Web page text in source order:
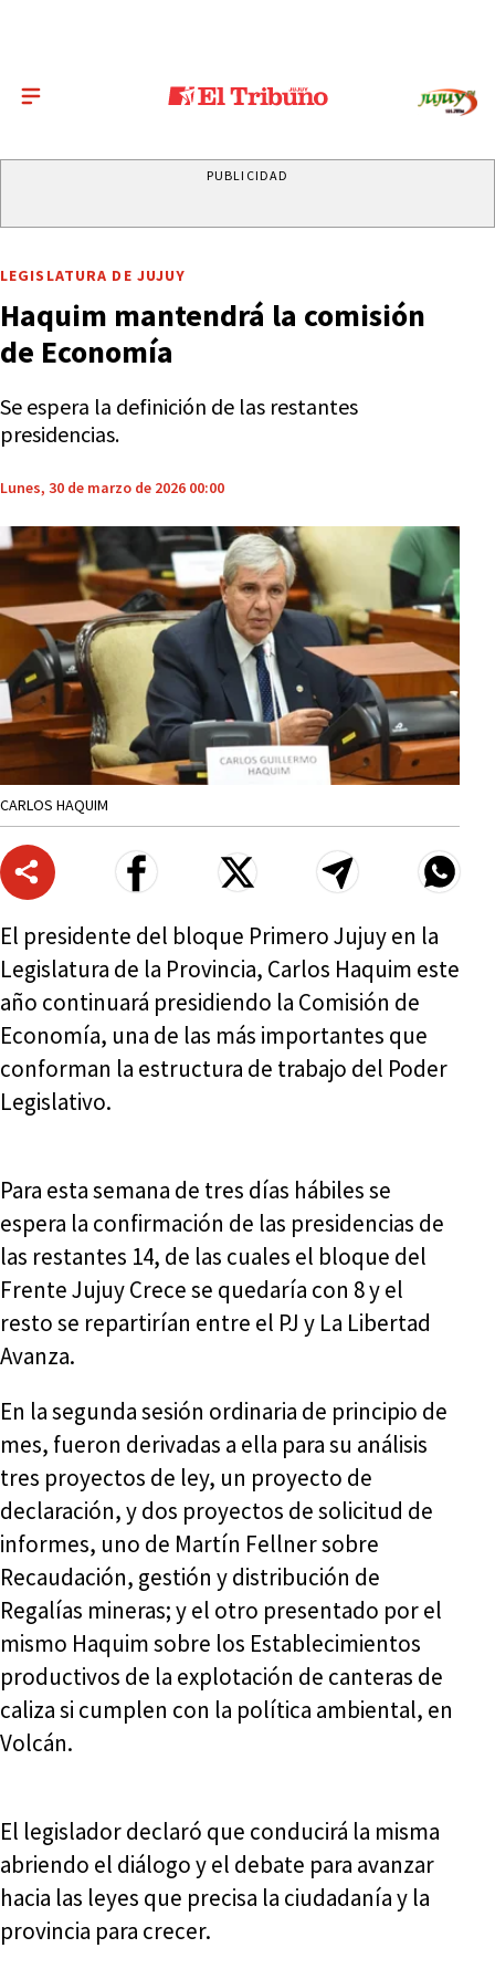
PUBLICIDAD
LEGISLATURA DE JUJUY
Haquim mantendrá la comisión
de Economía
Se espera la definición de las restantes
presidencias.
Lunes, 30 de marzo de 2026 00:00
CARLOS HAQUIM
El presidente del bloque Primero Jujuy en la
Legislatura de la Provincia, Carlos Haquim este
año continuará presidiendo la Comisión de
Economía, una de las más importantes que
conforman la estructura de trabajo del Poder
Legislativo.
Para esta semana de tres días hábiles se
espera la confirmación de las presidencias de
las restantes 14, de las cuales el bloque del
Frente Jujuy Crece se quedaría con 8 y el
resto se repartirían entre el PJ y La Libertad
Avanza.
En la segunda sesión ordinaria de principio de
mes, fueron derivadas a ella para su análisis
tres proyectos de ley, un proyecto de
declaración, y dos proyectos de solicitud de
informes, uno de Martín Fellner sobre
Recaudación, gestión y distribución de
Regalías mineras; y el otro presentado por el
mismo Haquim sobre los Establecimientos
productivos de la explotación de canteras de
caliza si cumplen con la política ambiental, en
Volcán.
El legislador declaró que conducirá la misma
abriendo el diálogo y el debate para avanzar
hacia las leyes que precisa la ciudadanía y la
provincia para crecer.